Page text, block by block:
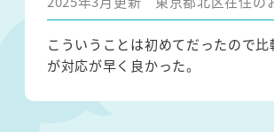
こういうことは初めてだったので比
が対応が早く良かった。